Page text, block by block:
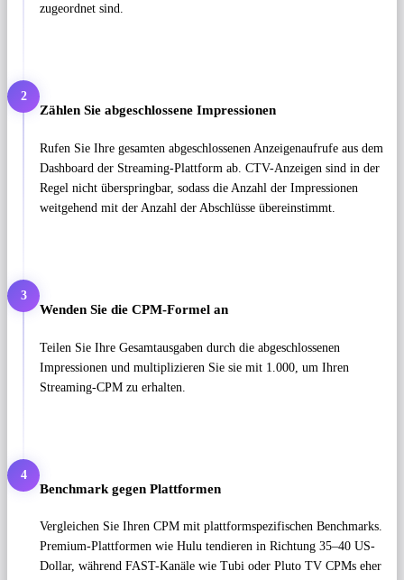
zugeordnet sind.
2
Zählen Sie abgeschlossene Impressionen
Rufen Sie Ihre gesamten abgeschlossenen Anzeigenaufrufe aus dem
Dashboard der Streaming-Plattform ab. CTV-Anzeigen sind in der
Regel nicht überspringbar, sodass die Anzahl der Impressionen
weitgehend mit der Anzahl der Abschlüsse übereinstimmt.
3
Wenden Sie die CPM-Formel an
Teilen Sie Ihre Gesamtausgaben durch die abgeschlossenen
Impressionen und multiplizieren Sie sie mit 1.000, um Ihren
Streaming-CPM zu erhalten.
4
Benchmark gegen Plattformen
Vergleichen Sie Ihren CPM mit plattformspezifischen Benchmarks.
Premium-Plattformen wie Hulu tendieren in Richtung 35–40 US-
Dollar, während FAST-Kanäle wie Tubi oder Pluto TV CPMs eher